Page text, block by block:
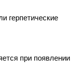
герпетические
при появлении